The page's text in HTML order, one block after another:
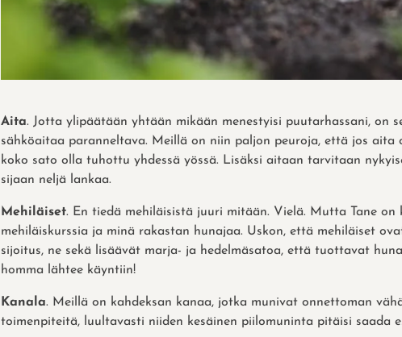
Aita. Jotta ylipäätään yhtään mikään menestyisi puutarhassani, on
sähköaitaa paranneltava. Meillä on niin paljon peuroja, että jos aita
koko sato olla tuhottu yhdessä yössä. Lisäksi aitaan tarvitaan
sijaan neljä lankaa.
Mehiläiset. En tiedä mehiläisistä juuri mitään. Vielä. Mutta Tane on
mehiläiskurssia ja minä rakastan hunajaa. Uskon, että mehiläiset
sijoitus, ne sekä lisäävät marja- ja hedelmäsatoa, että tuottavat
homma lähtee käyntiin!
Kanala. Meillä on kahdeksan kanaa, jotka munivat onnettoman
toimenpiteitä, luultavasti niiden kesäinen piilomuninta pitäisi saada